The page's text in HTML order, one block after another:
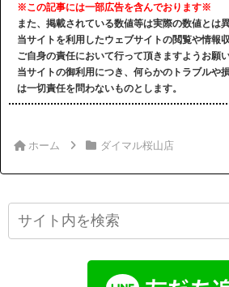
※この記事には一部広告を含んでおります※
また、掲載されている数値等は実際の数値とは
当サイトを利用したウェブサイトの閲覧や情報
ご自身の責任において行って頂きますようお願い
当サイトの御利用につき、何らかのトラブルや
は一切責任を問わないものとします。
ホーム ダイマル桜山店